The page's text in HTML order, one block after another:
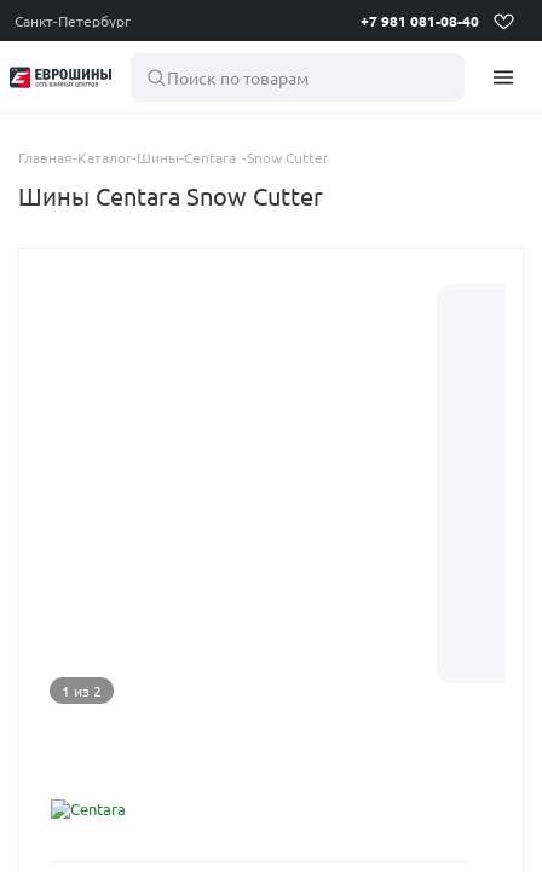
Санкт-Петербург +7 981 081-08-40
Поиск по товарам
Главная-Каталог-Шины-Centara -Snow Cutter
Шины Centara Snow Cutter
1 из 2